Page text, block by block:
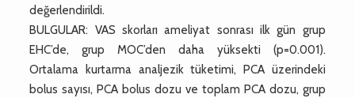
değerlendirildi.
BULGULAR: VAS skorları ameliyat sonrası ilk gün grup
EHC’de, grup MOC’den daha yüksekti (p=0.001).
Ortalama kurtarma analjezik tüketimi, PCA üzerindeki
bolus sayısı, PCA bolus dozu ve toplam PCA dozu, grup